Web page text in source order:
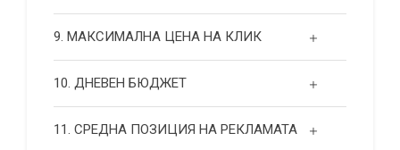
9. МАКСИМАЛНА ЦЕНА НА КЛИК
10. ДНЕВЕН БЮДЖЕТ
11. СРЕДНА ПОЗИЦИЯ НА РЕКЛАМАТА